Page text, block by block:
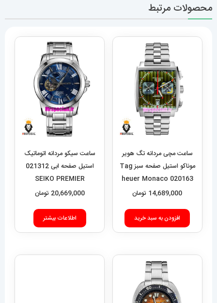
محصولات مرتبط
ساعت مچی مردانه تگ هویر
موناکو استیل صفحه سبز Tag
heuer Monaco 020163
14,689,000 تومان
افزودن به سبد خرید
ساعت سیکو مردانه اتوماتیک
استیل صفحه ابی 021312
SEIKO PREMIER
20,669,000 تومان
اطلاعات بیشتر